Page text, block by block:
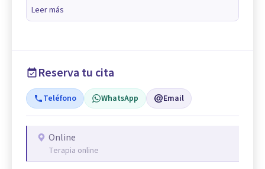
Leer más
Reserva tu cita
Teléfono WhatsApp Email
Online
Terapia online